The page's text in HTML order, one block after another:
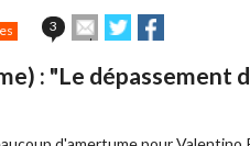
3
Envoyer
cet
à
Partager
sur sur
: "Le dépassement